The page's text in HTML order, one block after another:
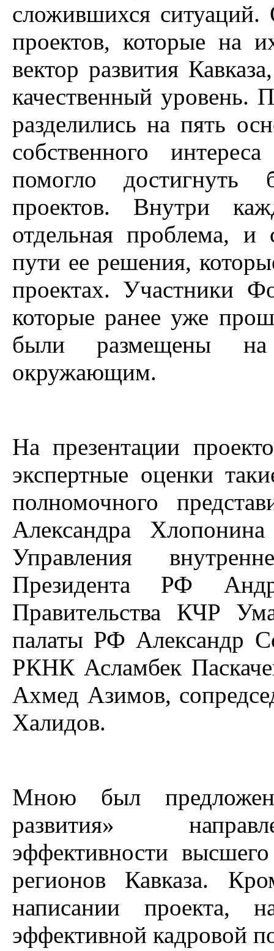
сложившихся ситуаций.
проектов, которые на
вектор развития
качественный уровень.
разделились на пять
собственного
помогло достигнуть
проектов. Внутри
отдельная проблема, и
пути ее решения,
проектах. Участники
которые ранее уже
были размещены на
окружающим.
На презентации
экспертные оценки
полномочного
Александра
Управления
Президента РФ
Правительства КЧР
палаты РФ Александр
РКНК Асламбек
Ахмед Азимов,
Халидов.
Мною был
развития»
эффективности
регионов Кавказа.
написании проекта,
эффективной кадровой